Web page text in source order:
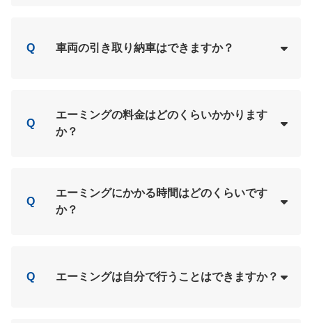
Q
車両の引き取り納車はできますか？
Q
エーミングの料金はどのくらいかかります
か？
Q
エーミングにかかる時間はどのくらいです
か？
Q
エーミングは自分で行うことはできますか？